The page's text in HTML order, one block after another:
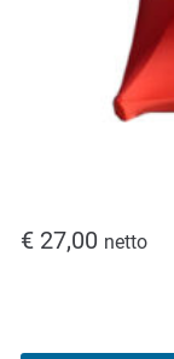
€ 27,00 netto